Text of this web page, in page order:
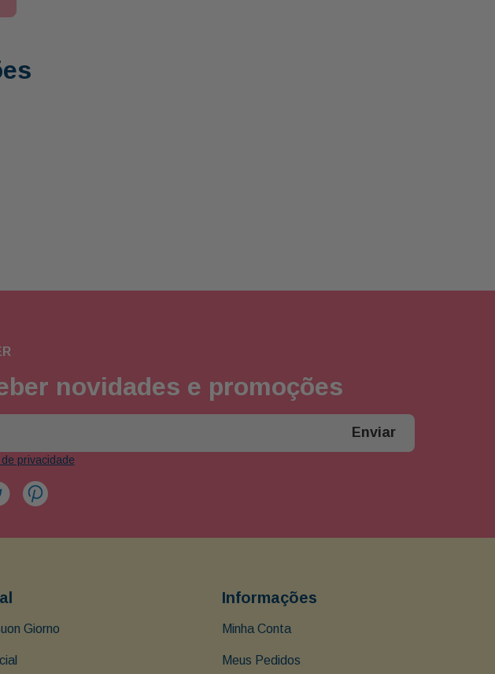
novidades e promoções
Enviar
privacidade
Giorno
Informações
Minha Conta
Meus Pedidos